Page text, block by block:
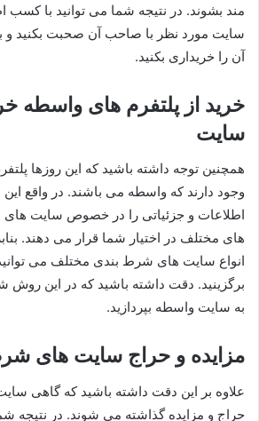
مند بشوند. در نتیجه شما می توانید با
سایت مورد نظر با صاحب آن صحبت بکنید و
آن را خریداری بکنید.
خرید از پلتفرم‌ های واسطه
سایت
همچنین توجه داشته باشید که این روزها
وجود دارند که واسطه می باشند. در واقع
اطلاعات و جزئیاتی را در خصوص سایت های
های مختلف در اختیار شما قرار می دهند.
انواع سایت های شرط بندی مختلف می
برگزینید. دقت داشته باشید که در این روش
به سایت واسطه بپردازید.
مزایده و حراج سایت‌ های
علاوه بر این دقت داشته باشید که گاهی
حراج و مزایده گذاشته می شوند. در نتیجه